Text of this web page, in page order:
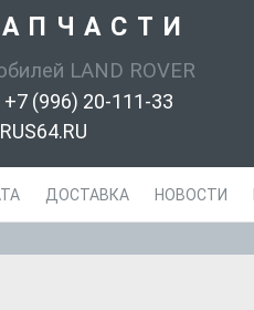
LAND ROVER
(996) 20-111-33
ДОСТАВКА НОВОСТИ